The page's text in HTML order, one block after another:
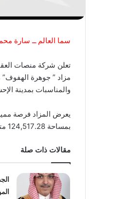
سما العالم ــ سارة
تعلن شركة منصات
والمناسبات بمدينة
يعرض المزاد فرصة
بمساحة 124,517.28 متر مربع
مقالات ذات صلة